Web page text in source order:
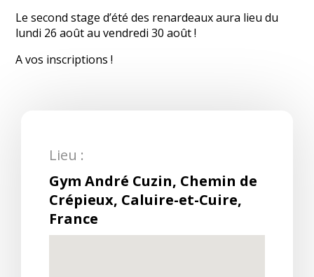
Le second stage d’été des renardeaux aura lieu du
lundi 26 août au vendredi 30 août !
A vos inscriptions !
Lieu :
Gym André Cuzin, Chemin de
Crépieux, Caluire-et-Cuire,
France